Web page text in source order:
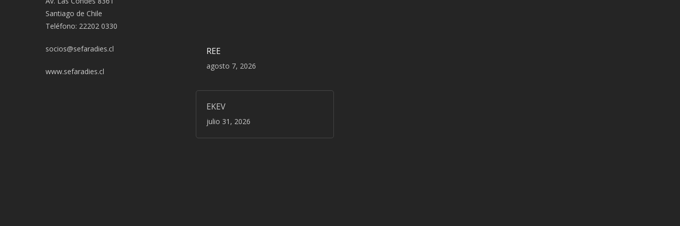
Santiago de Chile
Teléfono: 22202 0330
socios@sefaradies.cl
www.sefaradies.cl
REE
agosto 7, 2026
EKEV
julio 31, 2026